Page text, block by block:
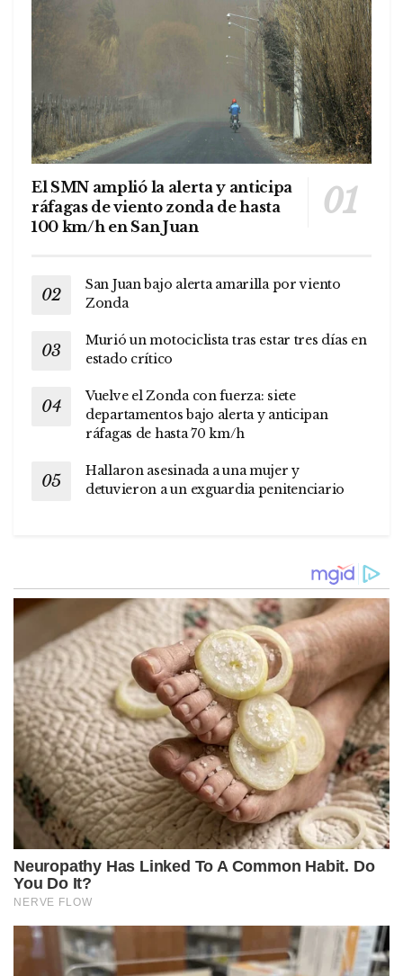
El SMN amplió la alerta y anticipa
ráfagas de viento zonda de hasta
100 km/h en San Juan
San Juan bajo alerta amarilla por viento
Zonda
Murió un motociclista tras estar tres días en
estado crítico
Vuelve el Zonda con fuerza: siete
departamentos bajo alerta y anticipan
ráfagas de hasta 70 km/h
Hallaron asesinada a una mujer y
detuvieron a un exguardia penitenciario